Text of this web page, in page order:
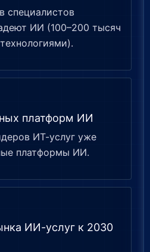
специалистов
ИИ (100–200 тысяч
платформ ИИ
ИТ-услуг уже
платформы ИИ.
ИИ-услуг к 2030